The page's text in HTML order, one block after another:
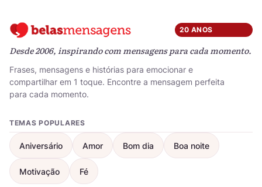
20 ANOS
Desde 2006, inspirando com mensagens para cada momento.
Frases, mensagens e histórias para emocionar e
compartilhar em 1 toque. Encontre a mensagem perfeita
para cada momento.
TEMAS POPULARES
Aniversário Amor Bom dia Boa noite
Motivação Fé